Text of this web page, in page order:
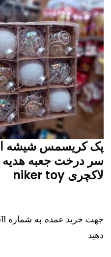
پک کریسمس شیشه
سر درخت جعبه هدیه
لاکچری niker toy
جهت خرید عمده
دهید